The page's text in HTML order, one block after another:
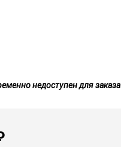
недоступен для заказа